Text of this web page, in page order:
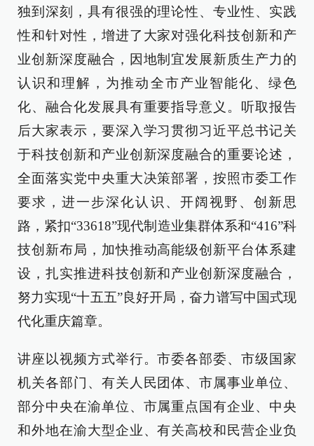
独到深刻，具有很强的理论性、专业性、实践
性和针对性，增进了大家对强化科技创新和产
业创新深度融合，因地制宜发展新质生产力的
认识和理解，为推动全市产业智能化、绿色
化、融合化发展具有重要指导意义。听取报告
后大家表示，要深入学习贯彻习近平总书记关
于科技创新和产业创新深度融合的重要论述，
全面落实党中央重大决策部署，按照市委工作
要求，进一步深化认识、开阔视野、创新思
路，紧扣“33618”现代制造业集群体系和“416”科
技创新布局，加快推动高能级创新平台体系建
设，扎实推进科技创新和产业创新深度融合，
努力实现“十五五”良好开局，奋力谱写中国式现
代化重庆篇章。
讲座以视频方式举行。市委各部委、市级国家
机关各部门、有关人民团体、市属事业单位、
部分中央在渝单位、市属重点国有企业、中央
和外地在渝大型企业、有关高校和民营企业负